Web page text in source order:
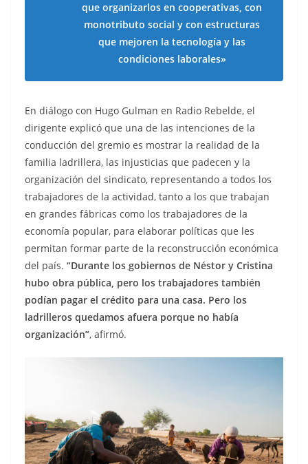
que organizarlos en cooperativas, con
monotributo social y con estructuras
que mejoren la tecnología y las
condiciones laborales»
En diálogo con Hugo Gulman en Radio Rebelde, el
dirigente explicó que una de las intenciones de la
conducción del gremio es mostrar la realidad de la
familia ladrillera, las injusticias que padecen y la
organización del sindicato, representando a todos los
trabajadores de la actividad, tanto a los que trabajan
en grandes fábricas como los trabajadores de la
economía popular, para elaborar políticas que les
permitan formar parte de la reconstrucción económica
del país. “Durante los gobiernos de Néstor y Cristina
hubo obra pública, pero los trabajadores también
podían pagar el crédito para una casa. Pero los
ladrilleros quedamos afuera porque no había
organización”, afirmó.